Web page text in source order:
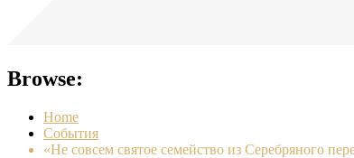
Browse:
Home
События
«Не совсем святое семейство из Серебряного